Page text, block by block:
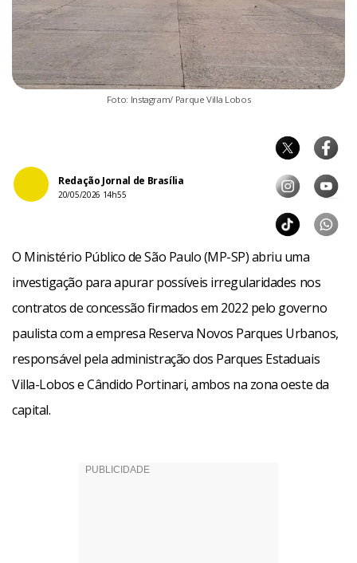
Foto: Instagram/ Parque Villa Lobos
Redação Jornal de Brasília
20/05/2026 14h55
O Ministério Público de São Paulo (MP-SP) abriu uma
investigação para apurar possíveis irregularidades nos
contratos de concessão firmados em 2022 pelo governo
paulista com a empresa Reserva Novos Parques Urbanos,
responsável pela administração dos Parques Estaduais
Villa-Lobos e Cândido Portinari, ambos na zona oeste da
capital.